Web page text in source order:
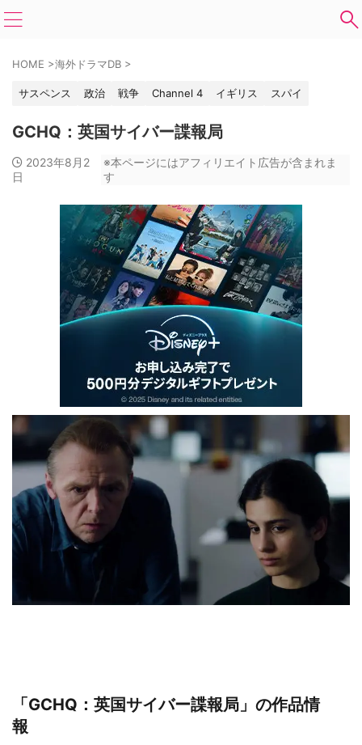
HOME >海外ドラマDB >
サスペンス 政治 戦争 Channel 4 イギリス スパイ
GCHQ：英国サイバー諜報局
2023年8月2
日
※本ページにはアフィリエイト広告が含まれま
す
「GCHQ：英国サイバー諜報局」の作品情
報